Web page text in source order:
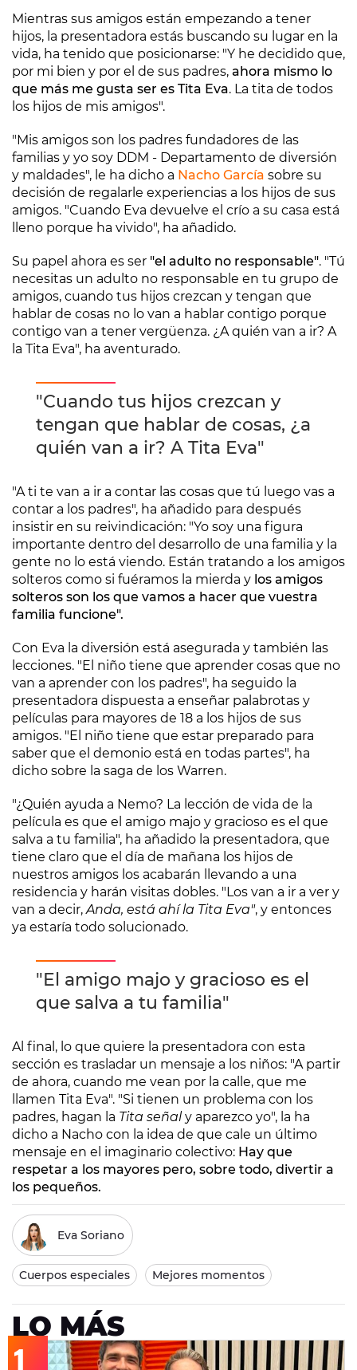
Mientras sus amigos están empezando a tener
hijos, la presentadora estás buscando su lugar en la
vida, ha tenido que posicionarse: "Y he decidido que,
por mi bien y por el de sus padres, ahora mismo lo
que más me gusta ser es Tita Eva. La tita de todos
los hijos de mis amigos".
"Mis amigos son los padres fundadores de las
familias y yo soy DDM - Departamento de diversión
y maldades", le ha dicho a Nacho García sobre su
decisión de regalarle experiencias a los hijos de sus
amigos. "Cuando Eva devuelve el crío a su casa está
lleno porque ha vivido", ha añadido.
Su papel ahora es ser "el adulto no responsable". "Tú
necesitas un adulto no responsable en tu grupo de
amigos, cuando tus hijos crezcan y tengan que
hablar de cosas no lo van a hablar contigo porque
contigo van a tener vergüenza. ¿A quién van a ir? A
la Tita Eva", ha aventurado.
"Cuando tus hijos crezcan y
tengan que hablar de cosas, ¿a
quién van a ir? A Tita Eva"
"A ti te van a ir a contar las cosas que tú luego vas a
contar a los padres", ha añadido para después
insistir en su reivindicación: "Yo soy una figura
importante dentro del desarrollo de una familia y la
gente no lo está viendo. Están tratando a los amigos
solteros como si fuéramos la mierda y los amigos
solteros son los que vamos a hacer que vuestra
familia funcione".
Con Eva la diversión está asegurada y también las
lecciones. "El niño tiene que aprender cosas que no
van a aprender con los padres", ha seguido la
presentadora dispuesta a enseñar palabrotas y
películas para mayores de 18 a los hijos de sus
amigos. "El niño tiene que estar preparado para
saber que el demonio está en todas partes", ha
dicho sobre la saga de los Warren.
"¿Quién ayuda a Nemo? La lección de vida de la
película es que el amigo majo y gracioso es el que
salva a tu familia", ha añadido la presentadora, que
tiene claro que el día de mañana los hijos de
nuestros amigos los acabarán llevando a una
residencia y harán visitas dobles. "Los van a ir a ver y
van a decir,Anda, está ahí la Tita Eva", y entonces
ya estaría todo solucionado.
"El amigo majo y gracioso es el
que salva a tu familia"
Al final, lo que quiere la presentadora con esta
sección es trasladar un mensaje a los niños: "A partir
de ahora, cuando me vean por la calle, que me
llamen Tita Eva". "Si tienen un problema con los
padres, hagan la Tita señaly aparezco yo", la ha
dicho a Nacho con la idea de que cale un último
mensaje en el imaginario colectivo: Hay que
respetar a los mayores pero, sobre todo, divertir a
los pequeños.
Eva Soriano
Cuerpos especiales Mejores momentos
LO MÁS